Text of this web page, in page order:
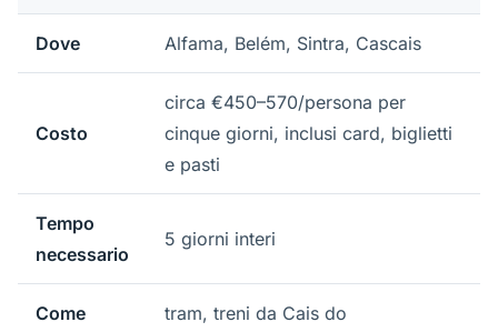
Dove Alfama, Belém, Sintra, Cascais
Costo
circa €450–570/persona per
cinque giorni, inclusi card, biglietti
e pasti
Tempo
necessario
5 giorni interi
Come
tram, treni da Cais do